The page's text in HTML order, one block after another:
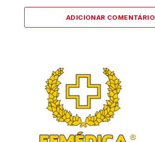
ADICIONAR COMENTÁRIO